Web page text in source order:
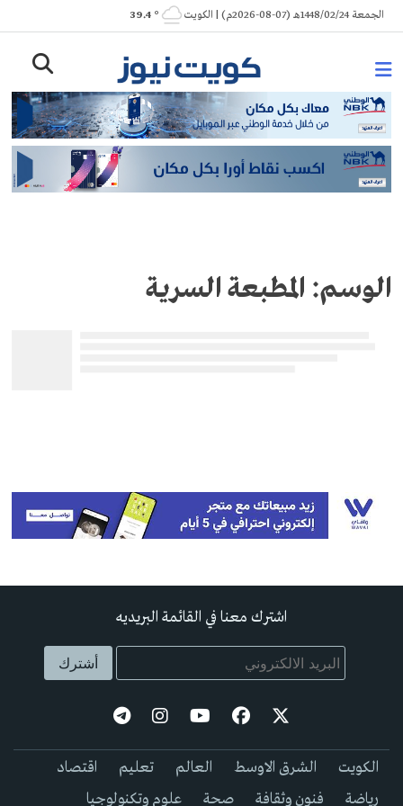
Skip
to
الجمعة 1448/02/24هـ (07-08-2026م) | الكويت ° 39.4
الوسم: المطبعة السرية
اشترك معنا في القائمة البريديه
الكويت الشرق الاوسط العالم تعليم
اقتصاد
رياضة
فنون وثقافة صحة علوم وتكنولوجيا